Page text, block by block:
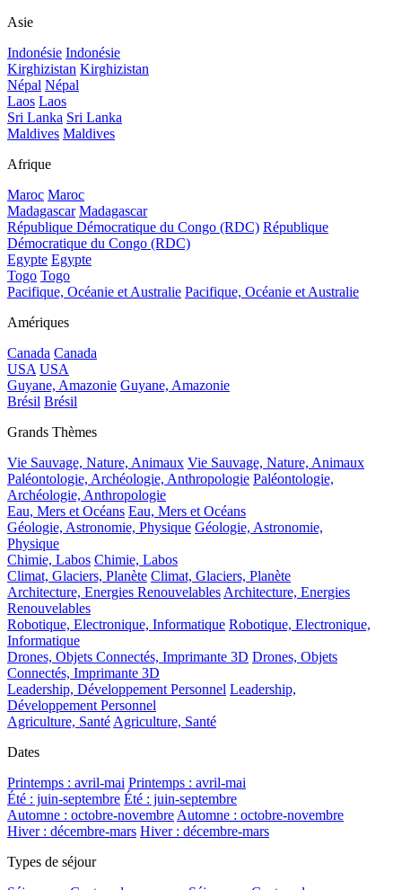
Asie
Indonésie Indonésie
Kirghizistan Kirghizistan
Népal Népal
Laos Laos
Sri Lanka Sri Lanka
Maldives Maldives
Afrique
Maroc Maroc
Madagascar Madagascar
République Démocratique du Congo (RDC) République
Démocratique du Congo (RDC)
Egypte Egypte
Togo Togo
Pacifique, Océanie et Australie Pacifique, Océanie et Australie
Amériques
Canada Canada
USA USA
Guyane, Amazonie Guyane, Amazonie
Brésil Brésil
Grands Thèmes
Vie Sauvage, Nature, Animaux Vie Sauvage, Nature, Animaux
Paléontologie, Archéologie, Anthropologie Paléontologie,
Archéologie, Anthropologie
Eau, Mers et Océans Eau, Mers et Océans
Géologie, Astronomie, Physique Géologie, Astronomie,
Physique
Chimie, Labos Chimie, Labos
Climat, Glaciers, Planète Climat, Glaciers, Planète
Architecture, Energies Renouvelables Architecture, Energies
Renouvelables
Robotique, Electronique, Informatique Robotique, Electronique,
Informatique
Drones, Objets Connectés, Imprimante 3D Drones, Objets
Connectés, Imprimante 3D
Leadership, Développement Personnel Leadership,
Développement Personnel
Agriculture, Santé Agriculture, Santé
Dates
Printemps : avril-mai Printemps : avril-mai
Été : juin-septembre Été : juin-septembre
Automne : octobre-novembre Automne : octobre-novembre
Hiver : décembre-mars Hiver : décembre-mars
Types de séjour